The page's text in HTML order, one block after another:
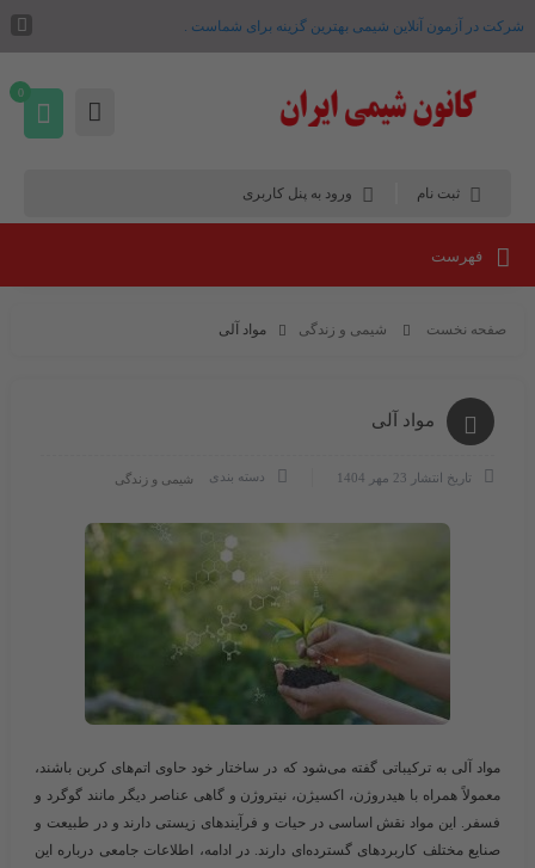
شرکت در آزمون آنلاین شیمی بهترین گزینه برای شماست .
ثبت نام ورود به پنل کاربری
0
فهرست
صفحه نخست شیمی و زندگی مواد آلی
مواد آلی
تاریخ انتشار 23 مهر 1404 دسته بندی شیمی و زندگی
مواد آلی به ترکیباتی گفته می‌شود که در ساختار خود حاوی اتم‌های کربن باشند،
معمولاً همراه با هیدروژن، اکسیژن، نیتروژن و گاهی عناصر دیگر مانند گوگرد و
فسفر. این مواد نقش اساسی در حیات و فرآیندهای زیستی دارند و در طبیعت و
صنایع مختلف کاربردهای گسترده‌ای دارند. در ادامه، اطلاعات جامعی درباره این